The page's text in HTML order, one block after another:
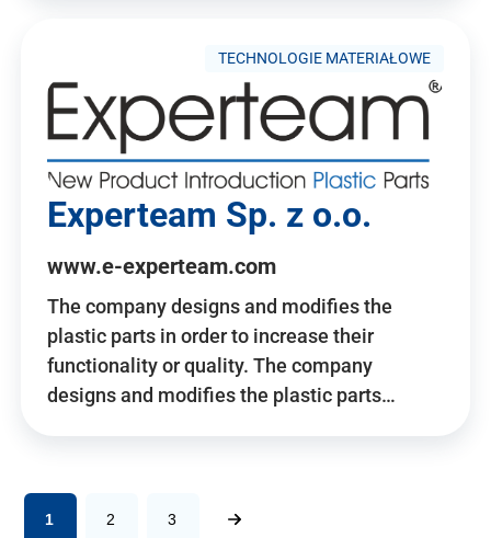
TECHNOLOGIE MATERIAŁOWE
Experteam Sp. z o.o.
www.e-experteam.com
The company designs and modifies the
plastic parts in order to increase their
functionality or quality. The company
designs and modifies the plastic parts…
1 2 3